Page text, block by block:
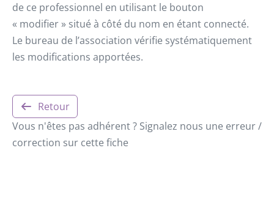
de ce professionnel en utilisant le bouton
« modifier » situé à côté du nom en étant connecté.
Le bureau de l’association vérifie systématiquement
les modifications apportées.
Retour
Vous n'êtes pas adhérent ? Signalez nous une erreur /
correction sur cette fiche